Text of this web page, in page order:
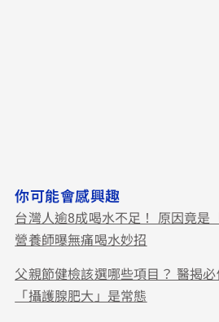
你可能會感興趣
台灣人逾8成喝水不足！ 原因竟是
營養師曝無痛喝水妙招
父親節健檢該選哪些項目？ 醫揭
「攝護腺肥大」是常態